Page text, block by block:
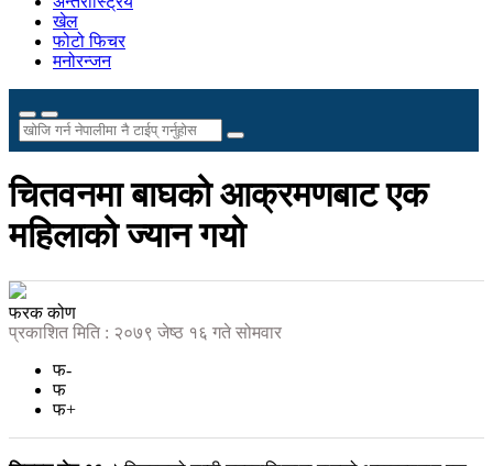
खेल
फोटो फिचर
मनोरन्जन
चितवनमा बाघको आक्रमणबाट एक
महिलाको ज्यान गयो
फरक कोण
प्रकाशित मिति : २०७९ जेष्ठ १६ गते सोमवार
फ-
फ
फ+